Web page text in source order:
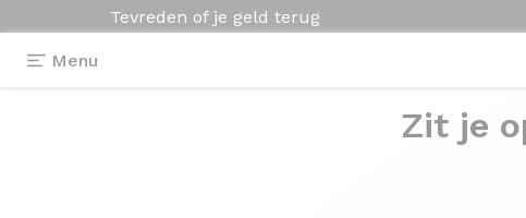
Tevreden of je geld terug
Menu
Zit je
Normandie Cycling's test